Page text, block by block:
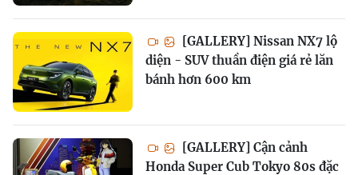
[GALLERY] Nissan NX7 lộ
diện - SUV thuần điện giá rẻ lăn
bánh hơn 600 km
[GALLERY] Cận cảnh
Honda Super Cub Tokyo 80s đặc